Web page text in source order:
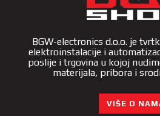
BGW-electronics d.o.o. je
elektroinstalacije i
poslije i trgovina u kojoj
materijala, pribora i
VIŠE O